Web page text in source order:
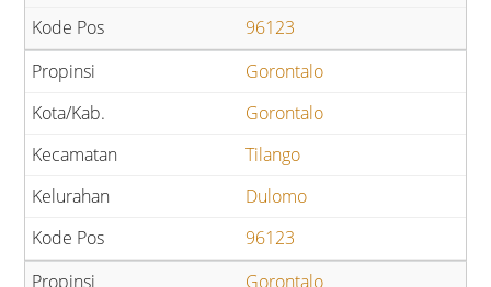
96123
Gorontalo
Gorontalo
Tilango
Dulomo
96123
Gorontalo